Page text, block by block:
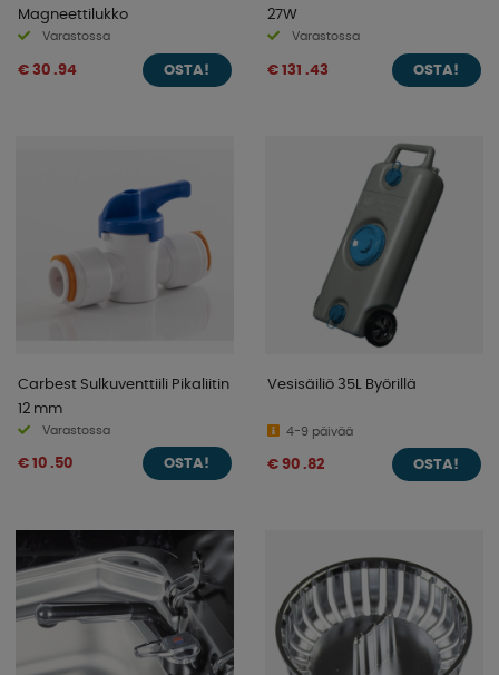
Magneettilukko
Varastossa
€ 30 .94 OSTA!
27W
Varastossa
€ 131 .43 OSTA!
Carbest Sulkuventtiili Pikaliitin
12 mm
Varastossa
€ 10 .50 OSTA!
Vesisäiliö 35L Byörillä
4-9 päivää
€ 90 .82 OSTA!